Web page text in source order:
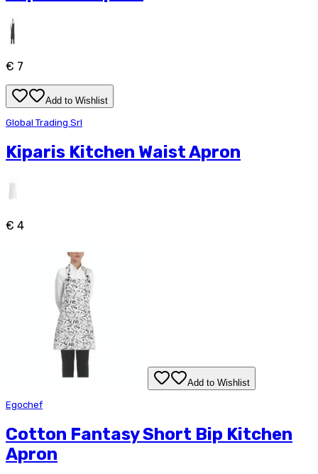
€ 7
Add to Wishlist
Global Trading Srl
Kiparis Kitchen Waist Apron
€ 4
Add to Wishlist
Egochef
Cotton Fantasy Short Bip Kitchen
Apron